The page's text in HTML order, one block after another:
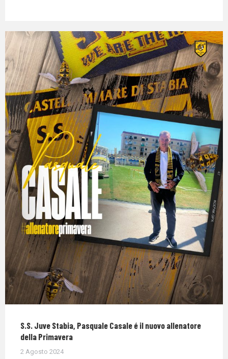
S.S. Juve Stabia, Pasquale Casale é il nuovo allenatore
della Primavera
2 Agosto 2024